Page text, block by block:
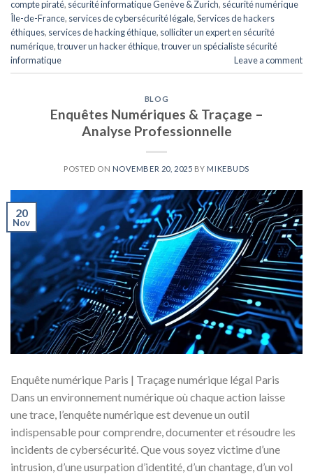
compte piraté, sécurité informatique Genève & Zurich, sécurité numérique
Île-de-France, services de cybersécurité légale,Services de hackers
éthiques, services de hacking éthique, solliciter un expert en sécurité
numérique,trouver un hacker éthique,trouver un spécialiste sécurité
informatique
Leave a comment
BLOG
Enquêtes Numériques & Traçage –
Analyse Professionnelle
POSTED ON NOVEMBER 20, 2025 BY MIKEBUDS
20
Nov
Enquête numérique Paris | Traçage numérique légal Paris
Dans un environnement numérique où chaque action laisse
une trace, l’enquête numérique est devenue un outil
indispensable pour comprendre, documenter et résoudre les
incidents de cybersécurité. Que vous soyez victime d’une
intrusion, d’une usurpation d’identité, d’un chantage, d’un vol